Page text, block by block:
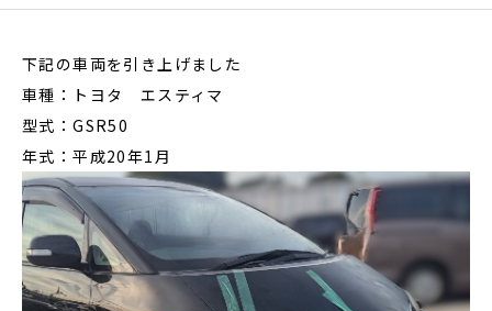
下記の車両を引き上げました
車種：トヨタ エスティマ
型式：GSR50
年式：平成20年1月